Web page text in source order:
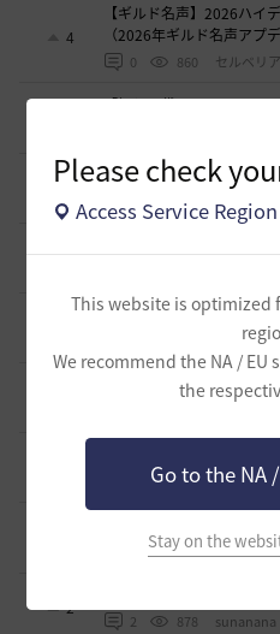
Please check
Access Service
This website is optimized
We recommend the NA / EU
the
Go to the NA
Stay on the
4
【ギルド名声】2026ハイ
（2026年ギルド名声アプ
0 860 セルベリア
「怪しい袋」
2
波に乗って流れ着いた宝
901 倉庫の
1
ベテラン＆ルーキー クー
飛鳥雨音
ドーサやソーサレスの無
873 マサ
1.1K ジークち
2
2 878 sunanana